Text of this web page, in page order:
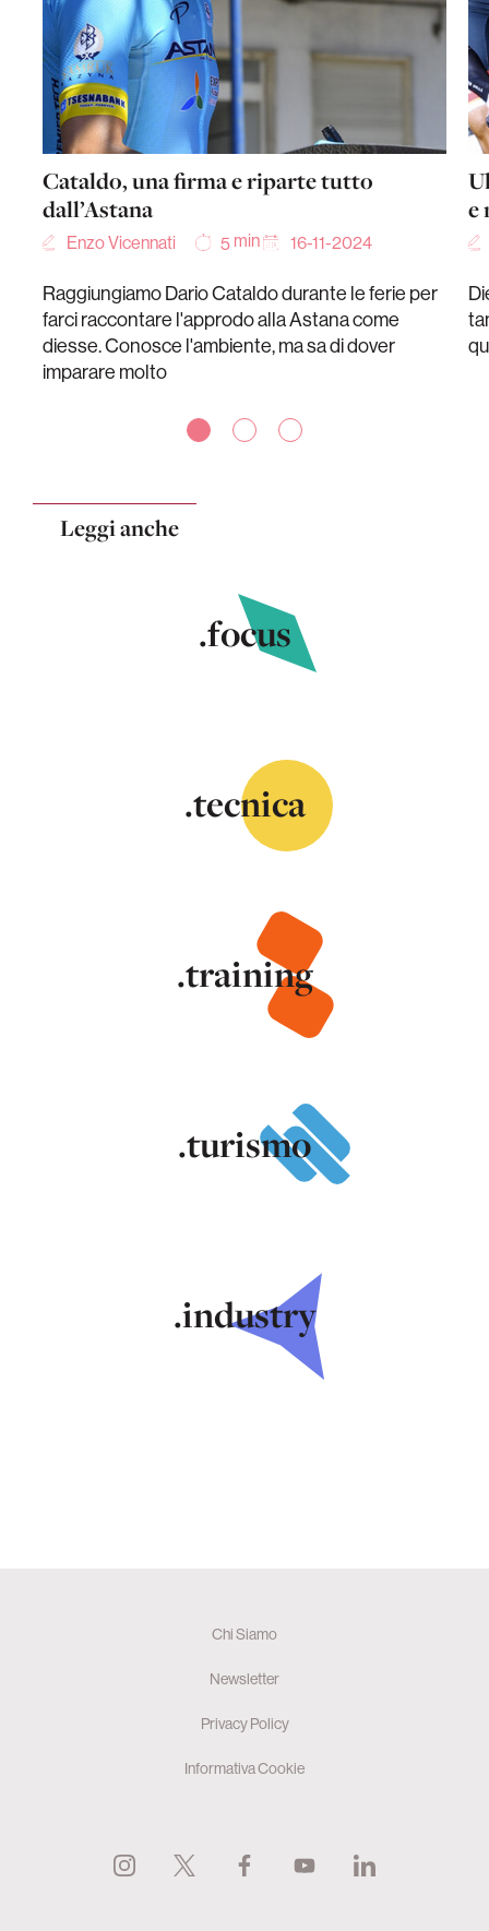
Cataldo, una firma e riparte tutto
dall’Astana
Enzo Vicennati 5 min 16-11-2024
Raggiungiamo Dario Cataldo durante le ferie per
farci raccontare l'approdo alla Astana come
diesse. Conosce l'ambiente, ma sa di dover
imparare molto
e
Leggi anche
.focus
.tecnica
.training
.turismo
.industry
Chi Siamo
Newsletter
Privacy Policy
Informativa Cookie